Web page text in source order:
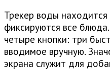
Трекер воды
фиксируются все
четыре кнопки: три
вводимое вручную.
экрана служит для